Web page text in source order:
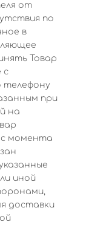
от
по
в
Товар
с
телефону
при
на
с момента
иной
доставки